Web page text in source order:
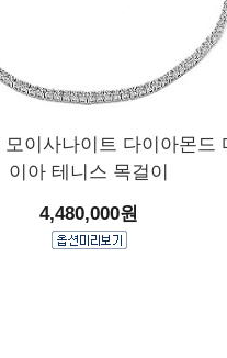
모이사나이트 다이아몬드
이아 테니스 목걸이
4,480,000원